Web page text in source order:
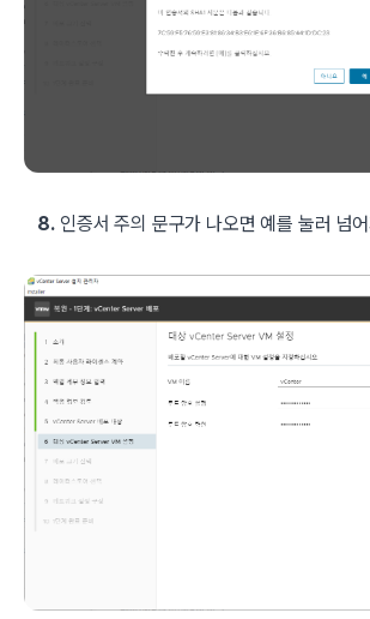
8. 인증서 주의 문구가 나오면 예를 눌러 넘